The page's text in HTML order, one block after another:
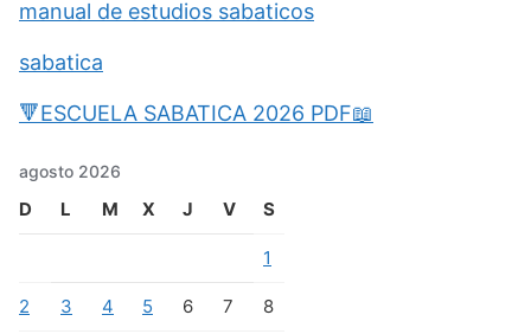
manual de estudios sabaticos
sabatica
🔻ESCUELA SABATICA 2026 PDF📖
agosto 2026
D L M X J V S
1
2 3 4 5 6 7 8